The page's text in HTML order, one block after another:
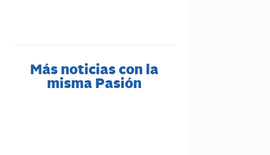
Más noticias con la
misma Pasión